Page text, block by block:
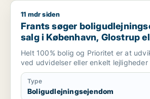
Frants søger
11 mdr siden
Frants søger
salg i København, Glostrup
m.fl.
Helt 100% bolig og Prioritet er at
ved udvidelser eller enkelt lejligheder
Type
Boligudlejningsejendom